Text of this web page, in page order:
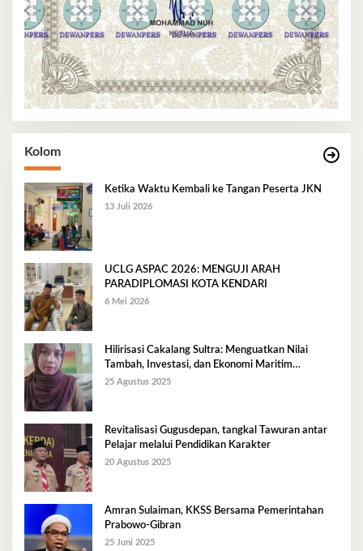
Kolom
Ketika Waktu Kembali ke Tangan Peserta JKN
13 Juli 2026
UCLG ASPAC 2026: MENGUJI ARAH
PARADIPLOMASI KOTA KENDARI
6 Mei 2026
Hilirisasi Cakalang Sultra: Menguatkan Nilai
Tambah, Investasi, dan Ekonomi Maritim
Berkelanjutan
25 Agustus 2025
Revitalisasi Gugusdepan, tangkal Tawuran antar
Pelajar melalui Pendidikan Karakter
20 Agustus 2025
Amran Sulaiman, KKSS Bersama Pemerintahan
Prabowo-Gibran
25 Juni 2025